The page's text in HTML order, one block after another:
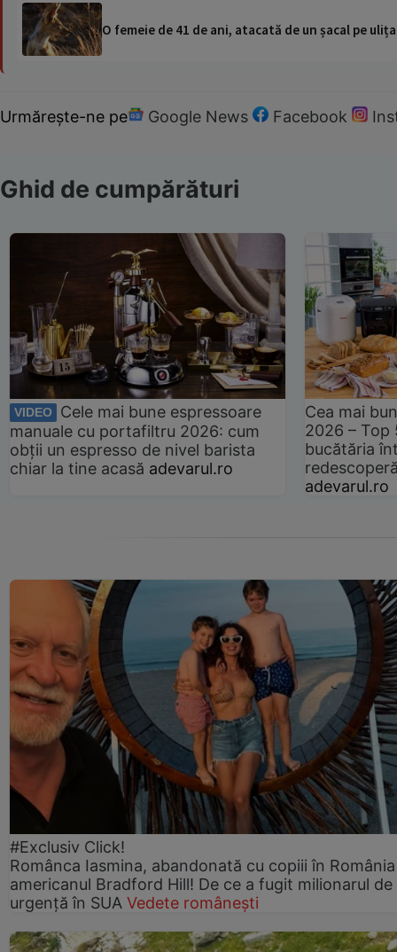
O femeie de 41 de ani, atacată de un șacal pe
Urmărește-ne pe Google News Facebook
Ghid de cumpărături
VIDEO
Cele mai bune espressoare
manuale cu portafiltru 2026: cum
obții un espresso de nivel barista
chiar la tine acasă adevarul.ro
Cea mai
2026 –
bucătăria
adevarul.ro
#Exclusiv Click!
Românca Iasmina, abandonată cu copiii în
americanul Bradford Hill! De ce a fugit milionarul de
urgență în SUA Vedete românești